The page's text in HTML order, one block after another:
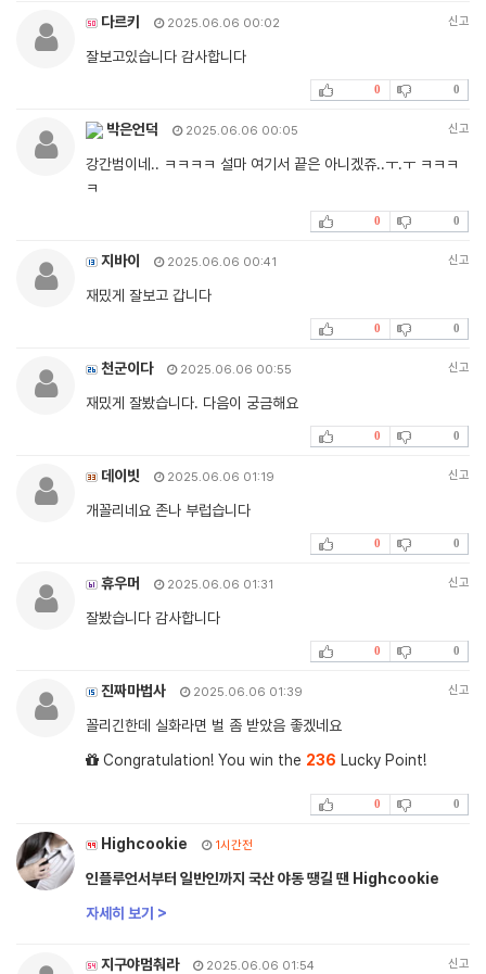
다르키 2025.06.06 00:02 신고
잘보고있습니다 감사합니다
0 0
박은언덕 2025.06.06 00:05 신고
강간범이네.. ㅋㅋㅋㅋ 설마 여기서 끝은 아니겠쥬..ㅜ.ㅜ ㅋㅋㅋ
ㅋ
0 0
지바이 2025.06.06 00:41 신고
재밌게 잘보고 갑니다
0 0
천군이다 2025.06.06 00:55 신고
재밌게 잘봤습니다. 다음이 궁금해요
0 0
데이빗 2025.06.06 01:19 신고
개꼴리네요 존나 부럽습니다
0 0
휴우머 2025.06.06 01:31 신고
잘봤습니다 감사합니다
0 0
진짜마법사 2025.06.06 01:39 신고
꼴리긴한데 실화라면 벌 좀 받았음 좋겠네요
Congratulation! You win the 236 Lucky Point!
0 0
Highcookie 1시간전
인플루언서부터 일반인까지 국산 야동 땡길 땐 Highcookie
자세히 보기 >
지구야멈춰라 2025.06.06 01:54 신고